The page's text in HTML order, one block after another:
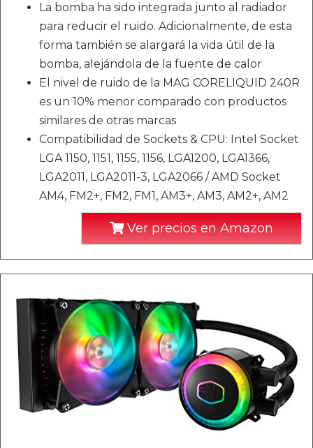
La bomba ha sido integrada junto al radiador
para reducir el ruido. Adicionalmente, de esta
forma también se alargará la vida útil de la
bomba, alejándola de la fuente de calor
El nivel de ruido de la MAG CORELIQUID 240R
es un 10% menor comparado con productos
similares de otras marcas
Compatibilidad de Sockets & CPU: Intel Socket
LGA 1150, 1151, 1155, 1156, LGA1200, LGA1366,
LGA2011, LGA2011-3, LGA2066 / AMD Socket
AM4, FM2+, FM2, FM1, AM3+, AM3, AM2+, AM2
Ver precios en Amazon